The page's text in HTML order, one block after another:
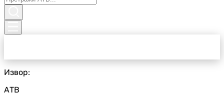
Извор:
АТВ